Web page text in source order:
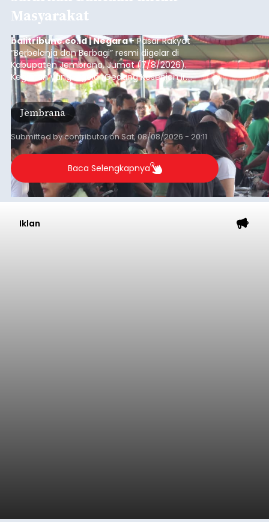
Masyarakat
balitribune.co.id | Negara- Pasar Rakyat
“Berbelanja dan Berbagi” resmi digelar di
Kabupaten Jembrana, Jumat (7/8/2026).
Kegiatan yang digelar Gedung Kesenian Ir.
Soekarno ini memadukan pemberdayaan
ekonomi masyarakat dengan aksi sosial tersebut
mendapat antusiasme tinggi dan mencatat nilai
transaksi mencapai Rp672.733.200.
Jembrana
Submitted bycontributoronSat, 08/08/2026 - 20:11
Baca Selengkapnya
Iklan